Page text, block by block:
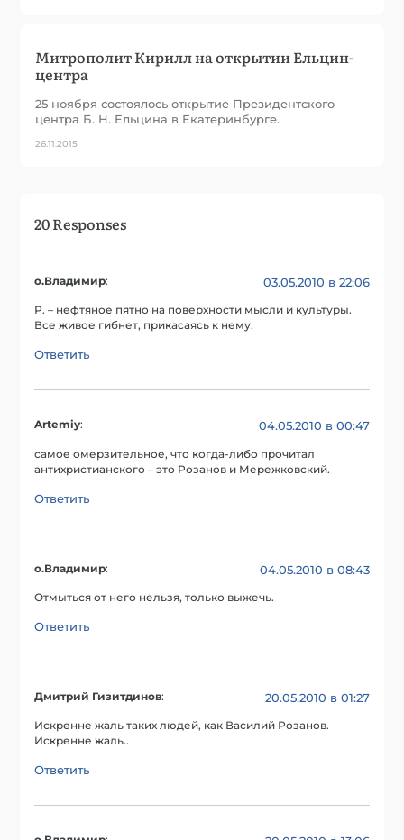
Митрополит Кирилл на открытии Ельцин-
центра
25 ноября состоялось открытие Президентского
центра Б. Н. Ельцина в Екатеринбурге.
26.11.2015
20 Responses
о.Владимир: 03.05.2010 в 22:06
Р. – нефтяное пятно на поверхности мысли и культуры.
Все живое гибнет, прикасаясь к нему.
Ответить
Artemiy: 04.05.2010 в 00:47
самое омерзительное, что когда-либо прочитал
антихристианского – это Розанов и Мережковский.
Ответить
о.Владимир: 04.05.2010 в 08:43
Отмыться от него нельзя, только выжечь.
Ответить
Дмитрий Гизитдинов: 20.05.2010 в 01:27
Искренне жаль таких людей, как Василий Розанов.
Искренне жаль..
Ответить